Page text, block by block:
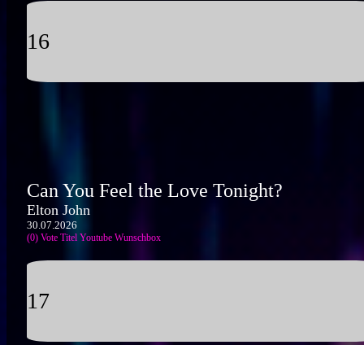
16
Can You Feel the Love Tonight?
Elton John
30.07.2026
(0) Vote Titel Youtube Wunschbox
17